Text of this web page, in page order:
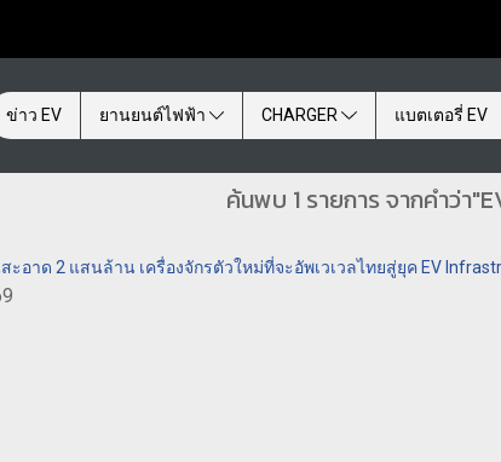
ข่าว EV ยานยนต์ไฟฟ้า CHARGER แบตเตอรี่ EV
ค้นพบ 1 รายการ จากคำว่า
ะอาด 2 แสนล้าน เครื่องจักรตัวใหม่ที่จะอัพเวเวลไทยสู่ยุค EV